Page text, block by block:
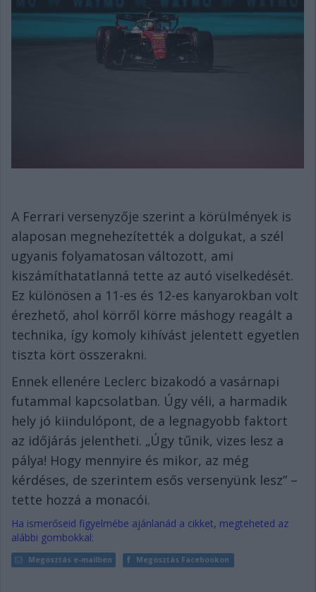
A Ferrari versenyzője szerint a körülmények is
alaposan megnehezítették a dolgukat, a szél
ugyanis folyamatosan változott, ami
kiszámíthatatlanná tette az autó viselkedését.
Ez különösen a 11-es és 12-es kanyarokban volt
érezhető, ahol körről körre máshogy reagált a
technika, így komoly kihívást jelentett egyetlen
tiszta kört összerakni.
Ennek ellenére Leclerc bizakodó a vasárnapi
futammal kapcsolatban. Úgy véli, a harmadik
hely jó kiindulópont, de a legnagyobb faktort
az időjárás jelentheti. „Úgy tűnik, vizes lesz a
pálya! Hogy mennyire és mikor, az még
kérdéses, de szerintem esős versenyünk lesz” –
tette hozzá a monacói.
Ha ismerőseid figyelmébe ajánlanád a cikket, megteheted az
alábbi gombokkal:
Megosztás e-mailben Megosztás Facebookon